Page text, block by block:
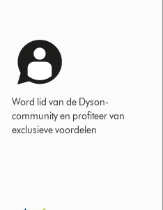
Word lid van de Dyson-
community en profiteer van
exclusieve voordelen